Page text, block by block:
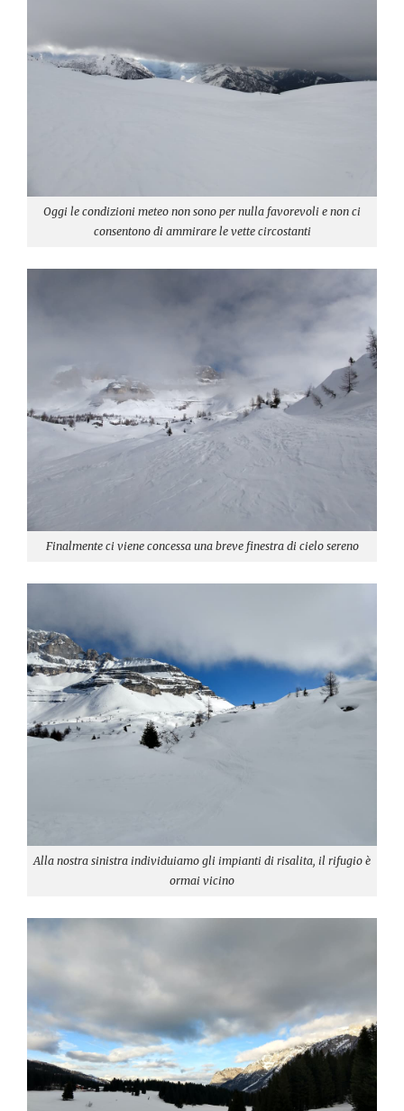
Oggi le condizioni meteo non sono per nulla favorevoli e non ci
consentono di ammirare le vette circostanti
Finalmente ci viene concessa una breve finestra di cielo sereno
Alla nostra sinistra individuiamo gli impianti di risalita, il rifugio è
ormai vicino